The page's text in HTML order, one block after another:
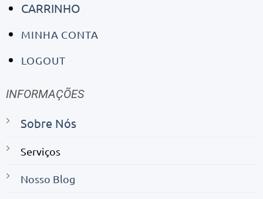
CARRINHO
MINHA CONTA
LOGOUT
INFORMAÇÕES
Sobre Nós
Serviços
Nosso Blog